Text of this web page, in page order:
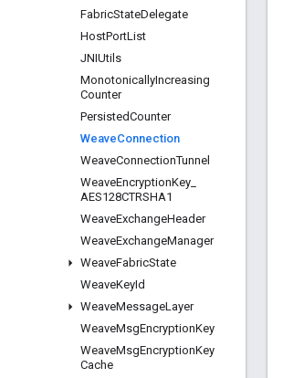
FabricStateDelegate
HostPortList
JNIUtils
MonotonicallyIncreasing
Counter
PersistedCounter
WeaveConnection
WeaveConnectionTunnel
WeaveEncryptionKey
AES128CTRSHA1
WeaveExchangeHeader
WeaveExchangeManager
WeaveFabricState
WeaveKeyId
WeaveMessageLayer
WeaveMsgEncryptionKey
WeaveMsgEncryptionKey
Cache